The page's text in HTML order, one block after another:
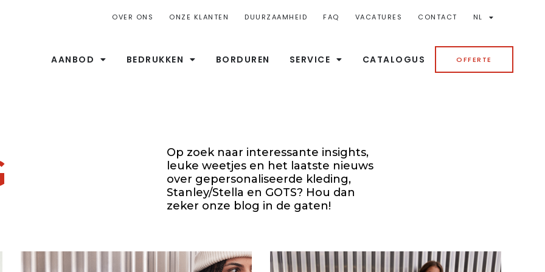
OVER ONS ONZE KLANTEN DUURZAAMHEID FAQ VACATURES CONTACT NL
AANBOD BEDRUKKEN BORDUREN SERVICE CATALOGUS OFFERTE
Op zoek naar interessante insights,
leuke weetjes en het laatste nieuws
over gepersonaliseerde kleding,
Stanley/Stella en GOTS? Hou dan
zeker onze blog in de gaten!